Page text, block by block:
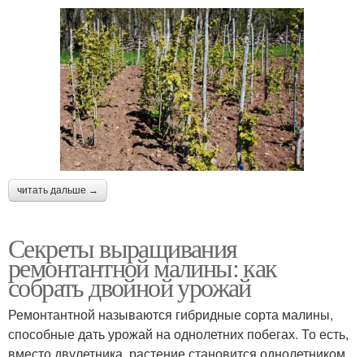
читать дальше →
Секреты выращивания
ремонтантной малины: как
собрать двойной урожай
Ремонтантной называются гибридные сорта малины,
способные дать урожай на однолетних побегах. То есть,